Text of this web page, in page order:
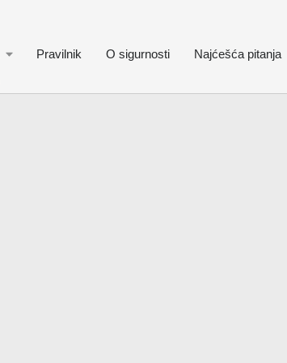
Pravilnik O sigurnosti Najćešća pitanja